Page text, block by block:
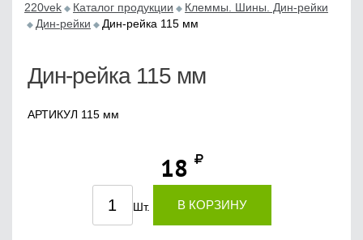
220vek Каталог продукции
Клеммы. Шины. Дин-рейки
Дин-рейки
Дин-рейка 115 мм
Дин-рейка 115 мм
АРТИКУЛ 115 мм
18
Шт. В КОРЗИНУ